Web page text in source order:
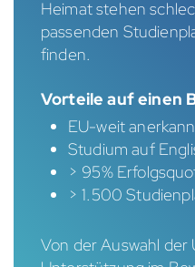
Heimat stehen
passenden
finden.
Vorteile auf einen
EU-weit
Studium auf
> 95%
> 1.500
Von der Auswahl